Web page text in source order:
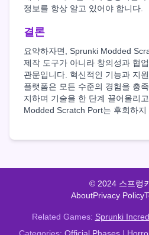
정보를 항상 알고 있어야 합니다.
결론
요약하자면, Sprunki Modded
제작 도구가 아니라 창의성과 협
관문입니다. 혁신적인 기능과 지
플랫폼은 모든 수준의 경험을 충
지하며 기술을 한 단계 끌어올리
Modded Scratch Port는 후회하지
© 2024 스프렁
AboutPrivacy Policy
Related Games: Sprunki